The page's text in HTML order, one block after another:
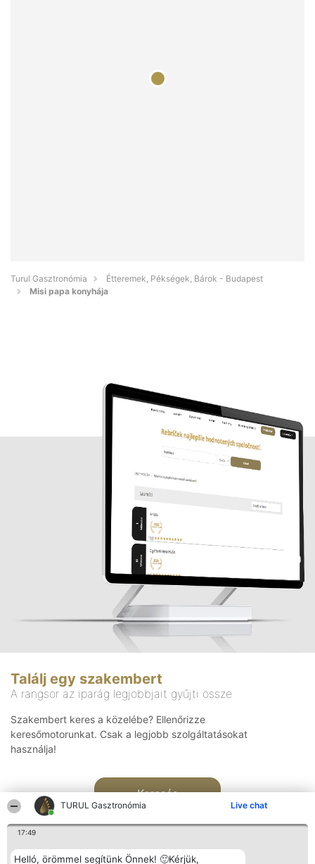
TURUL Gasztronómia Live chat
17:49
Helló, örömmel segítünk Önnek! 🙂Kérjük,
Turul Gasztronómia
Étteremek, Pékségek, Bárok - Budapest
Misi papa konyhája
Találj egy szakembert
A rangsor az iparág legjobbjait gyűjti össze
Szakembert keres a közelébe? Ellenőrizze
keresőmotorunkat. Csak a legjobb szolgáltatásokat
használja!
Keresés